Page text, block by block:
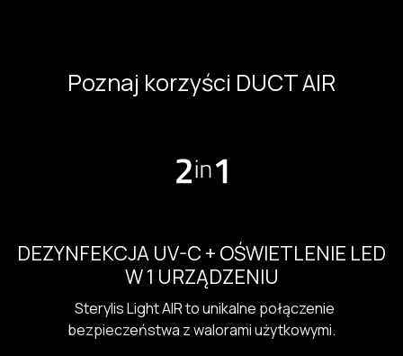
Poznaj korzyści DUCT AIR
DEZYNFEKCJA UV-C + OŚWIETLENIE LED
W 1 URZĄDZENIU
Sterylis Light AIR to unikalne połączenie
bezpieczeństwa z walorami użytkowymi.